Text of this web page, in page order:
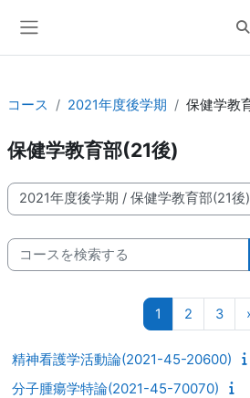
コース 2021年度後学期 保健学教
保健学教育部(21後)
コースカテゴリ
コースを検索する
1 ページ 1
2 ページ 2
3ペー
精神看護学活動論(2021-45-20600)
分子腫瘍学特論(2021-45-70070)